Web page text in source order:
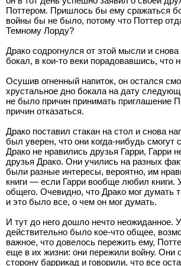
Поттером. Пришлось бы ему сражаться
войны бы не было, потому что Поттер
Темному Лорду?
Драко содрогнулся от этой мысли и
бокал, в кои-то веки порадовавшись, что
Осушив огненный напиток, он остался
хрустальное дно бокала на дату
не было причин принимать приглашение
причин отказаться.
Драко поставил стакан на стол и снова
был уверен, что они когда-нибудь смогут
Драко не нравились друзья Гарри, Гарри
друзья Драко. Они учились на разных
были разные интересы, вероятно, им
книги — если Гарри вообще любил книги.
общего. Очевидно, что Драко мог думать
и это было все, о чем он мог думать.
И тут до него дошло нечто неожиданное.
действительно было кое-что общее,
важное, что довелось пережить ему,
еще в их жизни: они пережили войну. Они
сторону баррикад и говорили, что все